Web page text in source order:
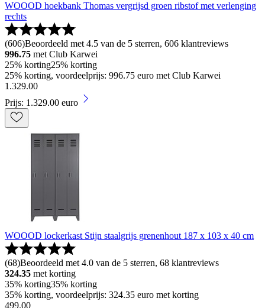
WOOOD hoekbank Thomas vergrijsd groen ribstof met verlenging
rechts
(606)Beoordeeld met 4.5 van de 5 sterren, 606 klantreviews
996.75 met Club Karwei
25% korting25% korting
25% korting, voordeelprijs: 996.75 euro met Club Karwei
1 .329.00
Prijs: 1.329.00 euro
WOOOD lockerkast Stijn staalgrijs grenenhout 187 x 103 x 40 cm
(68)Beoordeeld met 4.0 van de 5 sterren, 68 klantreviews
324.35 met korting
35% korting35% korting
35% korting, voordeelprijs: 324.35 euro met korting
499.00